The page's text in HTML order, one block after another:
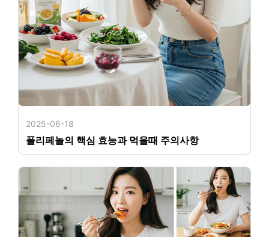
2025-06-18
폴리페놀의 핵심 효능과 먹을때 주의사항